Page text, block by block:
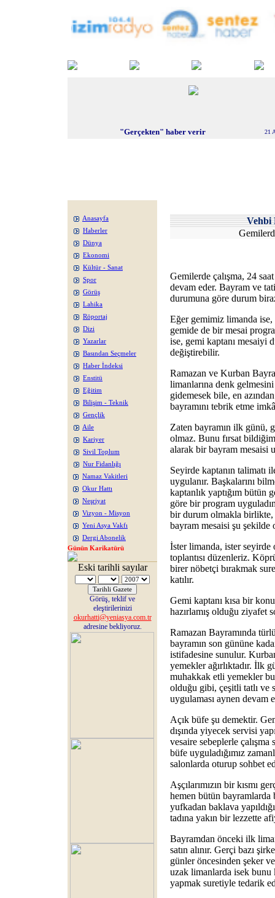
"Gerçekten" haber verir 21
Anasayfa
Haberler
Dünya
Ekonomi
Kültür - Sanat
Spor
Görüş
Lahika
Röportaj
Dizi
Yazarlar
Basından Seçmeler
Haber İndeksi
Enstitü
Eğitim
Bilişim - Teknik
Gençlik
Aile
Kariyer
Sivil Toplum
Nur Fidanlığı
Namaz Vakitleri
Okur Hattı
Neşriyat
Vizyon - Misyon
Yeni Asya Vakfı
Dergi Abonelik
Günün Karikatürü
Eski tarihli sayılar
Görüş, teklif ve
eleştirilerinizi
okurhatti@yeniasya.com.tr
adresine bekliyoruz.
Vehbi
Gemilerde çalışma, 24
devam eder. Bayram ve
durumuna göre durum
Eğer gemimiz limanda ise,
gemide de bir mesai
ise, gemi kaptanı mesaiyi
değiştirebilir.
Ramazan ve Kurban
limanlarına denk
gidemesek bile, en
bayramını tebrik etme
Zaten bayramın ilk günü,
olmaz. Bunu fırsat
alarak bir bayram mesaisi
Seyirde kaptanın talimatı
uygulanır. Başkalarını
kaptanlık yaptığım bütün
göre bir program
bir durum olmakla birlikte,
bayram mesaisi şu şekilde
İster limanda, ister seyirde
toplantısı düzenleriz.
birer nöbetçi bırakmak
katılır.
Gemi kaptanı kısa bir
hazırlamış olduğu ziyafet
Ramazan Bayramında
bayramın son gününe
istifadesine sunulur.
yemekler ağırlıktadır. İlk
muhakkak etli yemekler
olduğu gibi, çeşitli tatlı ve
uygulaması aynen devam
Açık büfe şu demektir.
dışında yiyecek servisi
vesaire sebeplerle çalışma
büfe uyguladığımız
salonlarda oturup sohbet
Aşçılarımızın bir kısmı
hemen bütün bayramlarda
yufkadan baklava
tadına yakın bir lezzette
Bayramdan önceki ilk
satın alınır. Gerçi bazı
günler öncesinden şeker
uzak limanlarda isek bunu
yapmak suretiyle tedarik